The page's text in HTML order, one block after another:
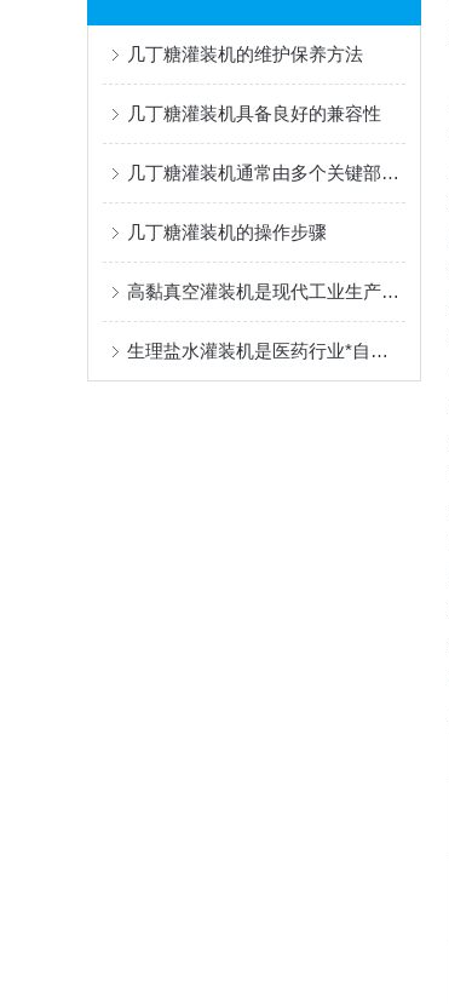
几丁糖灌装机的维护保养方法
几丁糖灌装机具备良好的兼容性
几丁糖灌装机通常由多个关键部件组成
几丁糖灌装机的操作步骤
高黏真空灌装机是现代工业生产中的重要设备
生理盐水灌装机是医药行业*自动化设备